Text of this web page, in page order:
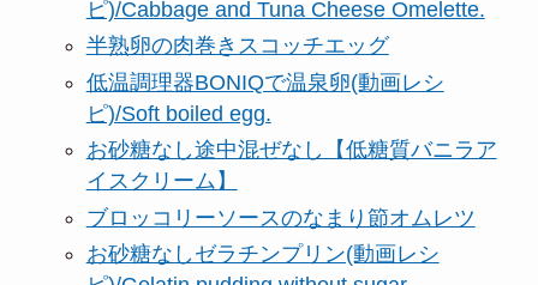
ピ)/Cabbage and Tuna Cheese Omelette.
半熟卵の肉巻きスコッチエッグ
低温調理器BONIQで温泉卵(動画レシ
ピ)/Soft boiled egg.
お砂糖なし途中混ぜなし【低糖質バニラア
イスクリーム】
ブロッコリーソースのなまり節オムレツ
お砂糖なしゼラチンプリン(動画レシ